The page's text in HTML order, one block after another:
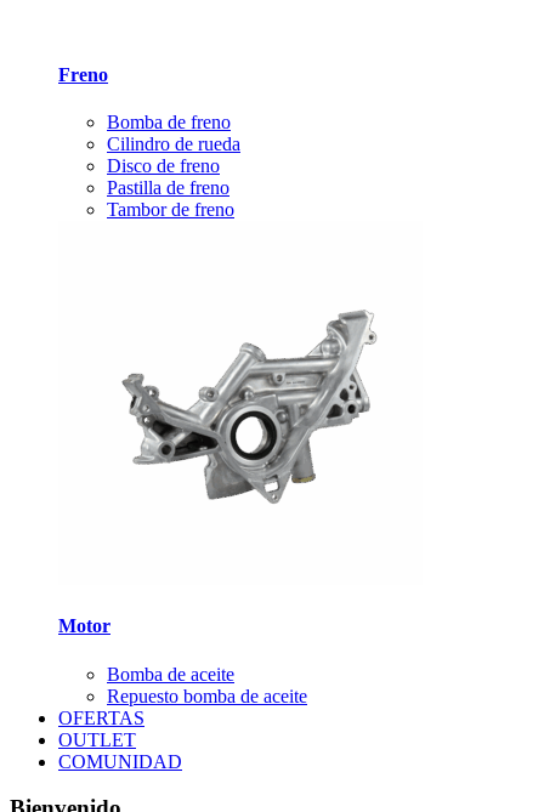
Freno
Bomba de freno
Cilindro de rueda
Disco de freno
Pastilla de freno
Tambor de freno
Motor
Bomba de aceite
Repuesto bomba de aceite
OFERTAS
OUTLET
COMUNIDAD